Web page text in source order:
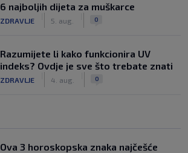
6 najboljih dijeta za muškarce
ZDRAVLJE 5. aug. 0
Razumijete li kako funkcionira UV
indeks? Ovdje je sve što trebate znati
ZDRAVLJE 4. aug. 0
Ova 3 horoskopska znaka najčešće